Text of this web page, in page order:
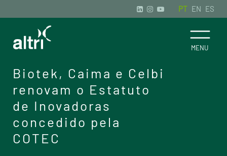
PT EN ES
Biotek, Caima e Celbi
renovam o Estatuto
de Inovadoras
concedido pela
COTEC